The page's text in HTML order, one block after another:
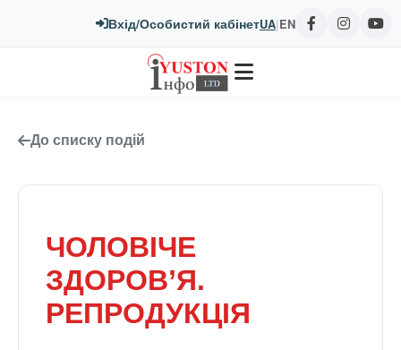
Вхід/Особистий кабінетUA|EN
До списку подій
ЧОЛОВІЧЕ
ЗДОРОВ’Я.
РЕПРОДУКЦІЯ